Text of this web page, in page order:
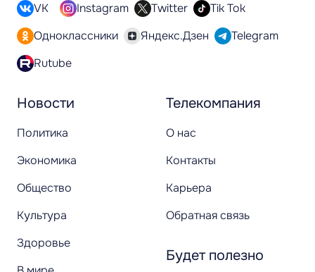
Новости
Политика
Экономика
Общество
Культура
Здоровье
Телекомпания
О нас
Контакты
Карьера
Обратная связь
Будет полезно
VK Instagram Twitter
Tik Tok
Одноклассники
Яндекс.Дзен
Telegram
Rutube